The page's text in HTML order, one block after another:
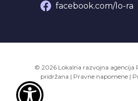
facebook.com/lo-ra
© 2026 Lokalna razvojna agencija
pridržana | Pravne napomene |